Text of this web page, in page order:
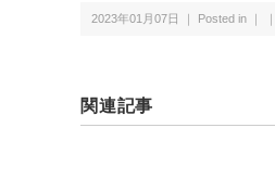
2023年01月07日 ｜ Posted in ｜ ｜
関連記事